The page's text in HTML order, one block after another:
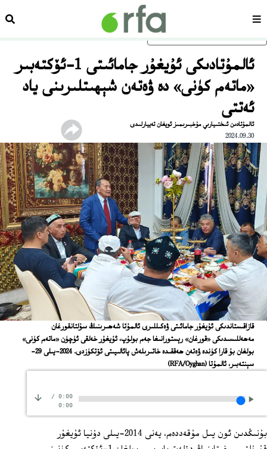
ئاساسلىق مەزمۇنغا ئاتلاڭسەھىپە
ئالمۇتادىكى ئۇيغۇر جامائىتى 1-ئۆكتەبىر
«ماتەم كۈنى» دە ۋەتەن شېھىتلىرىنى ياد
ئەتتى
ئالمۇتادىن ئىختىيارىي مۇخبىرىمىز ئويغان تەييارلىدى
2024.09.30
قازاقىستاندىكى ئۇيغۇر جامائىتى ۋەكىللىرى ئالمۇتا شەھىرىنىڭ سۇلتانقورغان
مەھەللىسىدىكى «قورغان» رېستورانىغا جەم بولۇپ، ئۇيغۇر خەلقى ئۈچۈن «ماتەم كۈنى»
بولغان بۇ قارا كۈندە ۋەتەن ھەققىدە خاتىرىلەش پائالىيىتى ئۆتكۈزدى. 2024-يىلى 29-
سېنتەبىر، ئالمۇتا(RFA/Oyghan)
0:00
/
0:00
بۇنىڭدىن ئون يىل مۇقەددەم، يەنى 2014-يىلى دۇنيا ئۇيغۇر